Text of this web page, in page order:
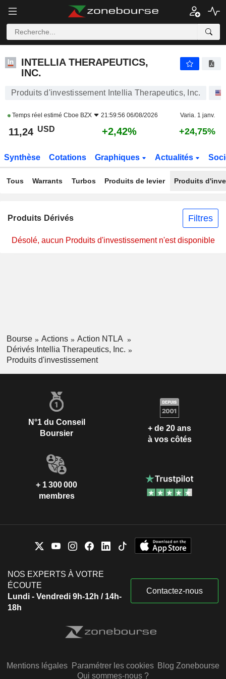
INTELLIA THERAPEUTICS,
INC.
Produits d'investissement Intellia Therapeutics, Inc.
Temps réel estimé Cboe BZX 21:59:56 06/08/2026 Varia. 1 janv.
11,24 USD +2,42% +24,75%
Synthèse Cotations Graphiques Actualités
Tous Warrants Turbos Produits de levier Produits
Produits Dérivés Filtres
Désolé, aucun Produits d'investissement n'est disponible
Bourse Actions
Action NTLA
Dérivés Intellia Therapeutics, Inc.
Produits d'investissement
N°1 du Conseil
Boursier
+ de 20 ans
à vos côtés
+ 1 300 000
membres
NOS EXPERTS À VOTRE
ÉCOUTE
Lundi - Vendredi 9h-12h / 14h-
18h
Contactez-nous
Mentions légales Paramétrer les cookies Blog Zonebourse
Qui sommes-nous ?